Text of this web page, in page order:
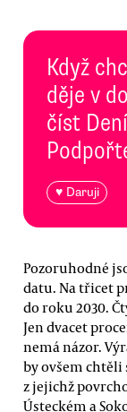
Když
děje v
číst
♥ Daruji
Pozoruhodné
datu. Na třicet
do roku 2030.
Jen dvacet
nemá názor.
by ovšem
z jejichž
Ústeckém a